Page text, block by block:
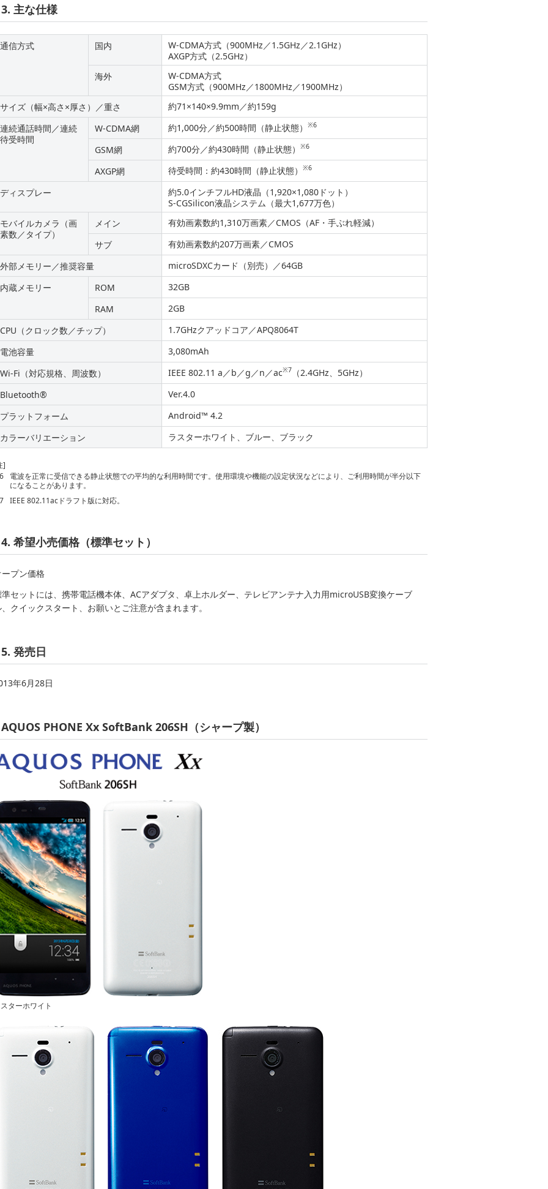
3. 主な仕様
通信方式 国内
W-CDMA方式（900MHz／1.5GHz／2.1GHz）
AXGP方式（2.5GHz）
海外
W-CDMA方式
GSM方式（900MHz／1800MHz／1900MHz）
サイズ（幅×高さ×厚さ）／重さ
約71×140×9.9mm／約159g
連続通話時間／連続
待受時間
W-CDMA網 約1,000分／約500時間（静止状態） ※6
GSM網 約700分／約430時間（静止状態） ※6
AXGP網 待受時間：約430時間（静止状態） ※6
ディスプレー
約5.0インチフルHD液晶（1,920×1,080ドット）
S-CGSilicon液晶システム（最大1,677万色）
モバイルカメラ（画
素数／タイプ）
メイン
有効画素数約1,310万画素／CMOS（AF・手ぶれ軽減）
サブ
有効画素数約207万画素／CMOS
外部メモリー／推奨容量
microSDXCカード（別売）／64GB
内蔵メモリー
ROM
32GB
RAM
2GB
CPU（クロック数／チップ）
1.7GHzクアッドコア／APQ8064T
電池容量
3,080mAh
Wi-Fi（対応規格、周波数）
IEEE 802.11 a／b／g／n／ac※7
（2.4GHz、5GHz）
Bluetooth®
Ver.4.0
プラットフォーム
Android™ 4.2
カラーバリエーション
ラスターホワイト、ブルー、ブラック
]
電波を正常に受信できる静止状態での平均的な利用時間です。使用環境や機能の設定状況などにより、ご利用時間が半分以下
になることがあります。
IEEE 802.11acドラフト版に対応。
4. 希望小売価格（標準セット）
プン価格
セットには、携帯電話機本体、ACアダプタ、卓上ホルダー、テレビアンテナ入力用microUSB変換ケーブ
クイックスタート、お願いとご注意が含まれます。
5. 発売日
年6月28日
AQUOS PHONE Xx SoftBank 206SH（シャープ製）
ターホワイト